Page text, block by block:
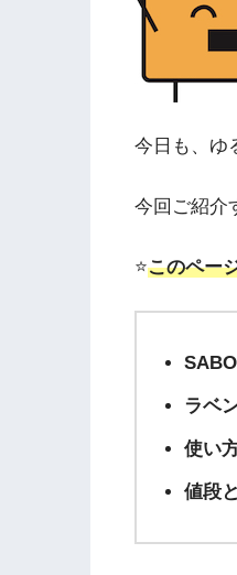
今日も、ゆ
今回ご紹介
⭐️このペー
ラベ
使い
値段